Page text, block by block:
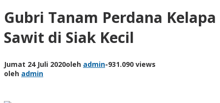
Gubri Tanam Perdana Kelapa
Sawit di Siak Kecil
Jumat 24 Juli 2020oleh admin-931.090 views
oleh admin